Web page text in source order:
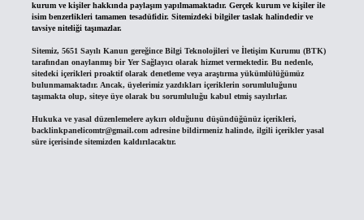
kurum ve kişiler hakkında paylaşım yapılmamaktadır. Gerçek kurum ve kişiler ile
isim benzerlikleri tamamen tesadüfidir. Sitemizdeki bilgiler taslak halindedir ve
tavsiye niteliği taşımazlar.
Sitemiz, 5651 Sayılı Kanun gereğince Bilgi Teknolojileri ve İletişim Kurumu (BTK)
tarafından onaylanmış bir Yer Sağlayıcı olarak hizmet vermektedir. Bu nedenle,
sitedeki içerikleri proaktif olarak denetleme veya araştırma yükümlülüğümüz
bulunmamaktadır. Ancak, üyelerimiz yazdıkları içeriklerin sorumluluğunu
taşımakta olup, siteye üye olarak bu sorumluluğu kabul etmiş sayılırlar.
Hukuka ve yasal düzenlemelere aykırı olduğunu düşündüğünüz içerikleri,
backlinkpanelicomtr@gmail.comadresine bildirmeniz halinde, ilgili içerikler yasal
süre içerisinde sitemizden kaldırılacaktır.